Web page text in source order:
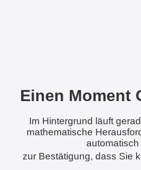
Einen Moment
Im Hintergrund läuft
mathematische
automatisch
zur Bestätigung, dass Sie